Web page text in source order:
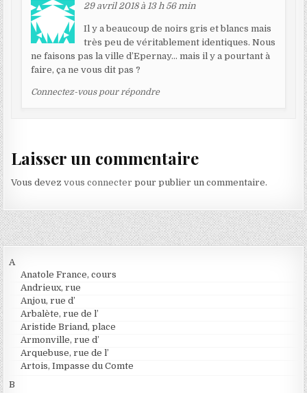
29 avril 2018 à 13 h 56 min
Il y a beaucoup de noirs gris et blancs mais
très peu de véritablement identiques. Nous
ne faisons pas la ville d’Epernay… mais il y a pourtant à
faire, ça ne vous dit pas ?
Connectez-vous pour répondre
Laisser un commentaire
Vous devezvous connecter pour publier un commentaire.
A
Anatole France, cours
Andrieux, rue
Anjou, rue d’
Arbalète, rue de l’
Aristide Briand, place
Armonville, rue d’
Arquebuse, rue de l’
Artois, Impasse du Comte
B